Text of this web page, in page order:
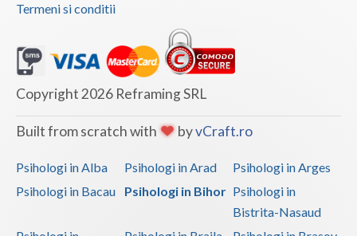
Termeni si conditii
Copyright 2026 Reframing SRL
Built from scratch with byvCraft.ro
Psihologi in Alba Psihologi in Arad
Psihologi in Arges
Psihologi in Bacau
Psihologi in Bihor Psihologi in
Bistrita-Nasaud